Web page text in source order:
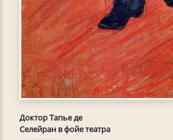
Доктор Тапье де
Селейран в фойе театра